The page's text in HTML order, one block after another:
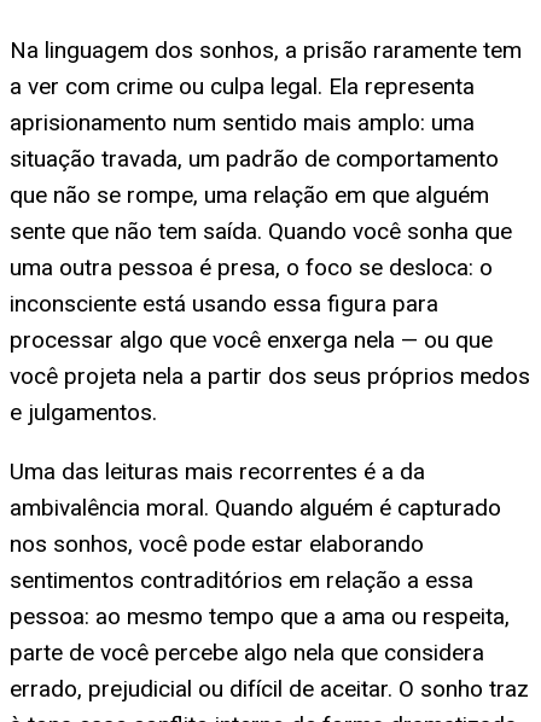
Na linguagem dos sonhos, a prisão raramente tem
a ver com crime ou culpa legal. Ela representa
aprisionamento num sentido mais amplo: uma
situação travada, um padrão de comportamento
que não se rompe, uma relação em que alguém
sente que não tem saída. Quando você sonha que
uma outra pessoa é presa, o foco se desloca: o
inconsciente está usando essa figura para
processar algo que você enxerga nela — ou que
você projeta nela a partir dos seus próprios medos
e julgamentos.
Uma das leituras mais recorrentes é a da
ambivalência moral. Quando alguém é capturado
nos sonhos, você pode estar elaborando
sentimentos contraditórios em relação a essa
pessoa: ao mesmo tempo que a ama ou respeita,
parte de você percebe algo nela que considera
errado, prejudicial ou difícil de aceitar. O sonho traz